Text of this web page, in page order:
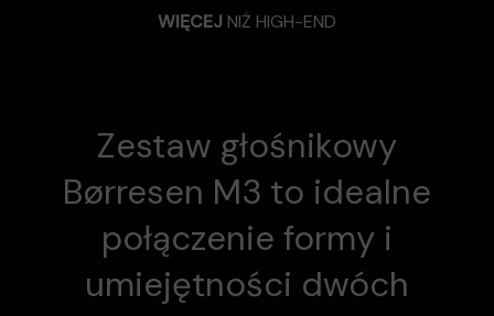
WIĘCEJ NIŻ HIGH-END
Zestaw głośnikowy
Børresen M3 to idealne
połączenie formy i
umiejętności dwóch